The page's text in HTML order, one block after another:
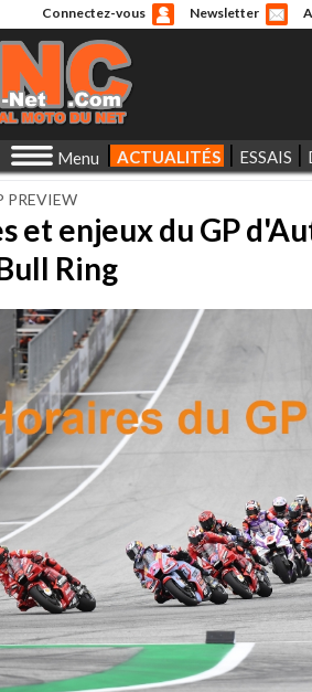
Connectez-vous Newsletter
Menu ACTUALITÉS ESSAIS
PREVIEW
et enjeux du GP
Ring